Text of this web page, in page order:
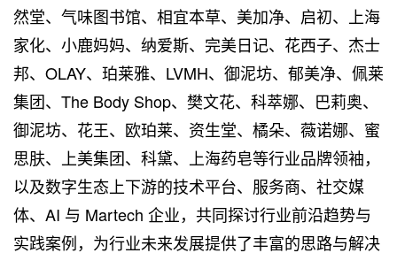
然堂、气味图书馆、相宜本草、美加净、启初、上海
家化、小鹿妈妈、纳爱斯、完美日记、花西子、杰士
邦、OLAY、珀莱雅、LVMH、御泥坊、郁美净、佩莱
集团、The Body Shop、樊文花、科萃娜、巴莉奥、
御泥坊、花王、欧珀莱、资生堂、橘朵、薇诺娜、蜜
思肤、上美集团、科黛、上海药皂等行业品牌领袖，
以及数字生态上下游的技术平台、服务商、社交媒
体、AI 与 Martech 企业，共同探讨行业前沿趋势与
实践案例，为行业未来发展提供了丰富的思路与解决